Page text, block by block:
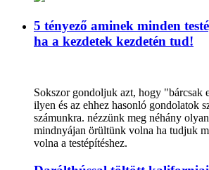
5 tényező aminek minden
ha a kezdetek kezdetén tud!
Sokszor gondoljuk azt, hogy "bárcsak
ilyen és az ehhez hasonló gondolatok
számunkra. nézzünk meg néhány
mindnyájan örültünk volna ha tudjuk
volna a testépítéshez.